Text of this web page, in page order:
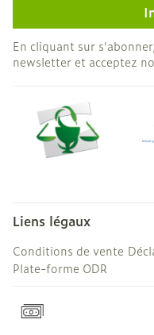
En cliquant sur
newsletter et acceptez
Liens légaux
Conditions de vente
Plate-forme ODR